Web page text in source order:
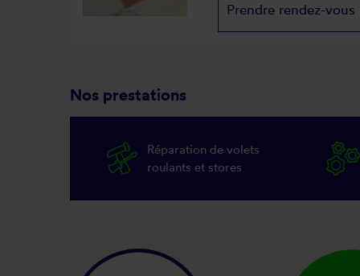
Prendre rendez-vous
Nos prestations
Réparation de volets
roulants et stores